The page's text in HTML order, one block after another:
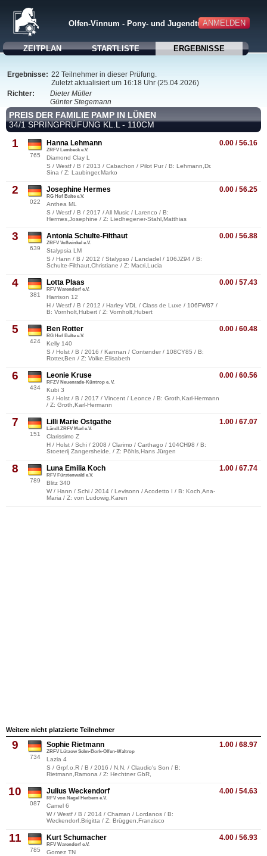
ANMELDEN
Olfen-Vinnum - Pony- und Jugendturnier 2026
ZEITPLAN STARTLISTE ERGEBNISSE
Ergebnisse: 22 Teilnehmer in dieser Prüfung.
Zuletzt aktualisiert um 16:18 Uhr (25.04.2026)
Richter:
Dieter Müller
Günter Stegemann
PREIS DER FAMILIE PAMP IN LÜNEN
34/1 SPRINGPRÜFUNG KL.L - 110CM
1
765
0.00 / 56.16
Hanna Lehmann
ZRFV Lembeck e.V.
Diamond Clay L
S / Westf / B / 2013 / Cabachon / Pilot Pur / B: Lehmann,Dr.
Sina / Z: Laubinger,Marko
2
022
0.00 / 56.25
Josephine Hermes
RG Hof Balte e.V.
Anthea ML
S / Westf / B / 2017 / All Music / Larenco / B:
Hermes,Josephine / Z: Liedhegener-Stahl,Matthias
3
639
0.00 / 56.88
Antonia Schulte-Filthaut
ZRFV Voßwinkel e.V.
Stalypsia LM
S / Hann / B / 2012 / Stalypso / Landadel / 106JZ94 / B:
Schulte-Filthaut,Christiane / Z: Macri,Lucia
4
381
0.00 / 57.43
Lotta Plaas
RFV Warendorf e.V.
Harrison 12
H / Westf / B / 2012 / Harley VDL / Class de Luxe / 106FW87 /
B: Vornholt,Hubert / Z: Vornholt,Hubert
5
424
0.00 / 60.48
Ben Rotter
RG Hof Balte e.V.
Kelly 140
S / Holst / B / 2016 / Kannan / Contender / 108CY85 / B:
Rotter,Ben / Z: Volke,Elisabeth
6
434
0.00 / 60.56
Leonie Kruse
RFZV Neuenrade-Küntrop e. V.
Kubi 3
S / Holst / B / 2017 / Vincent / Leonce / B: Groth,Karl-Hermann
/ Z: Groth,Karl-Hermann
7
151
1.00 / 67.07
Lilli Marie Ostgathe
Ländl.ZRFV Marl e.V.
Clarissimo Z
H / Holst / Schi / 2008 / Clarimo / Carthago / 104CH98 / B:
Stoeterij Zangersheide, / Z: Pöhls,Hans Jürgen
8
789
1.00 / 67.74
Luna Emilia Koch
RFV Fürstenwald e.V.
Blitz 340
W / Hann / Schi / 2014 / Levisonn / Acodetto I / B: Koch,Ana-
Maria / Z: von Ludowig,Karen
Weitere nicht platzierte Teilnehmer
9
734
1.00 / 68.97
Sophie Rietmann
ZRFV Lützow Selm-Bork-Olfen-Waltrop
Lazia 4
S / Grpf.o.R / B / 2016 / N.N. / Claudio's Son / B:
Rietmann,Ramona / Z: Hechtner GbR,
10
087
4.00 / 54.63
Julius Weckendorf
RFV von Nagel Herbern e.V.
Camel 6
W / Westf / B / 2014 / Chaman / Lordanos / B:
Weckendorf,Brigitta / Z: Brüggen,Franzisco
11
785
4.00 / 56.93
Kurt Schumacher
RFV Warendorf e.V.
Gomez TN